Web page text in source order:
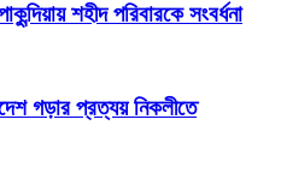
শহীদ পরিবারকে সংবর্ধনা
গড়ার প্রত্যয় নিকলীতে